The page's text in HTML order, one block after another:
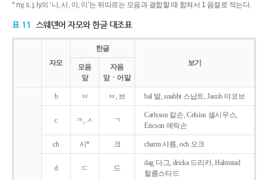
* ny, s, j, ly의 ‘니, 시, 이, 이’는 뒤따르는 모음과 결합할 때 합쳐서 1 음절로 적는다.
표 11 스웨덴어 자모와 한글 대조표
자모
한글
보기
모음
앞
자음
앞ㆍ어말
b ㅂ ㅂ, 브 bal 발, snabbt 스납트, Jacob 야코브
c ㅋ, ㅅ ㄱ
Carlsson 칼손, Celsius 셀시우스,
Ericson 에릭손
ch 시* 크 charm 샤름, och 오크
d ㄷ 드
dag 다그, dricka 드리카, Halmstad
할름스타드